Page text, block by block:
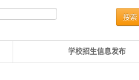
搜索
学校招生信息发布